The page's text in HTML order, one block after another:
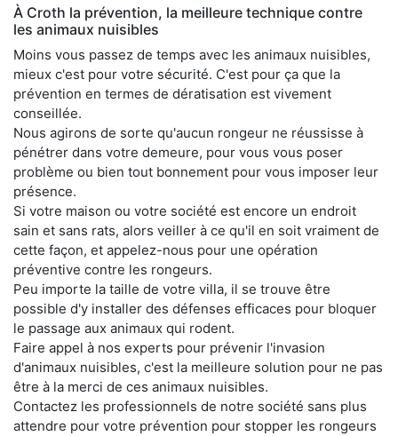
À Croth la prévention, la meilleure technique contre
les animaux nuisibles
Moins vous passez de temps avec les animaux nuisibles,
mieux c'est pour votre sécurité. C'est pour ça que la
prévention en termes de dératisation est vivement
conseillée.
Nous agirons de sorte qu'aucun rongeur ne réussisse à
pénétrer dans votre demeure, pour vous vous poser
problème ou bien tout bonnement pour vous imposer leur
présence.
Si votre maison ou votre société est encore un endroit
sain et sans rats, alors veiller à ce qu'il en soit vraiment de
cette façon, et appelez-nous pour une opération
préventive contre les rongeurs.
Peu importe la taille de votre villa, il se trouve être
possible d'y installer des défenses efficaces pour bloquer
le passage aux animaux qui rodent.
Faire appel à nos experts pour prévenir l'invasion
d'animaux nuisibles, c'est la meilleure solution pour ne pas
être à la merci de ces animaux nuisibles.
Contactez les professionnels de notre société sans plus
attendre pour votre prévention pour stopper les rongeurs